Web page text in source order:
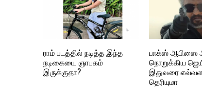
ராம் படத்தில் நடித்த இந்த
நடிகையை ஞாபகம்
இருக்குதா?
பாக்ஸ் ஆபிஸை
நொறுக்கிய
இதுவரை
தெரியுமா